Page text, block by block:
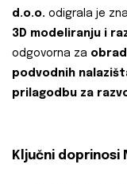
d.o.o. odigrala je
3D modeliranju i
odgovorna za
podvodnih
prilagodbu za
Ključni doprinosi